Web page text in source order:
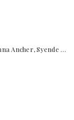
Ancher, Syende …